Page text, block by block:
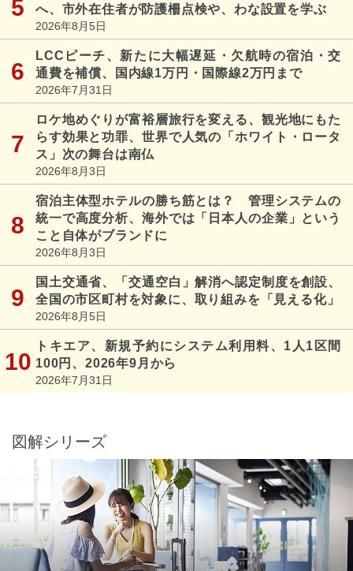
へ、市外在住者が防護柵点検や、わな設置を学ぶ
2026年8月5日
LCCピーチ、新たに大幅遅延・欠航時の宿泊・交
通費を補償、国内線1万円・国際線2万円まで
2026年7月31日
ロケ地めぐりが富裕層旅行を変える、観光地にもた
らす効果と功罪、世界で人気の「ホワイト・ロータ
ス」次の舞台は南仏
2026年8月3日
宿泊主体型ホテルの勝ち筋とは？ 管理システムの
統一で高度分析、海外では「日本人の企業」という
こと自体がブランドに
2026年8月3日
国土交通省、「交通空白」解消へ認定制度を創設、
全国の市区町村を対象に、取り組みを「見える化」
2026年8月5日
トキエア、新規予約にシステム利用料、1人1区間
100円、2026年9月から
2026年7月31日
図解シリーズ